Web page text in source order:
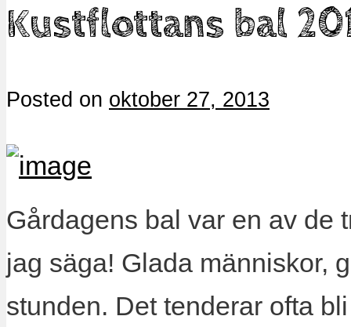
Kustflottans bal
Posted on oktober 27, 2013
Gårdagens bal var en av de
jag säga! Glada människor,
stunden. Det tenderar ofta